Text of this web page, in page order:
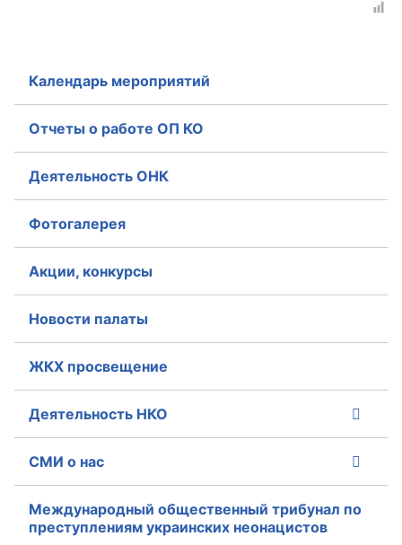
Аппарат ОП КО
Доходы руководителя за 2024 г.
Календарь мероприятий
Отчеты о работе ОП КО
Деятельность ОНК
Фотогалерея
Акции, конкурсы
Новости палаты
ЖКХ просвещение
Деятельность НКО
СМИ о нас
Международный общественный трибунал по
преступлениям украинских неонацистов